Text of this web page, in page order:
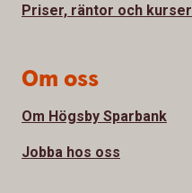
Priser, räntor och kurser
Om oss
Om Högsby Sparbank
Jobba hos oss